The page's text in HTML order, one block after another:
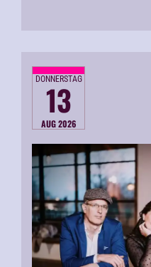
DONNERSTAG
13
AUG 2026